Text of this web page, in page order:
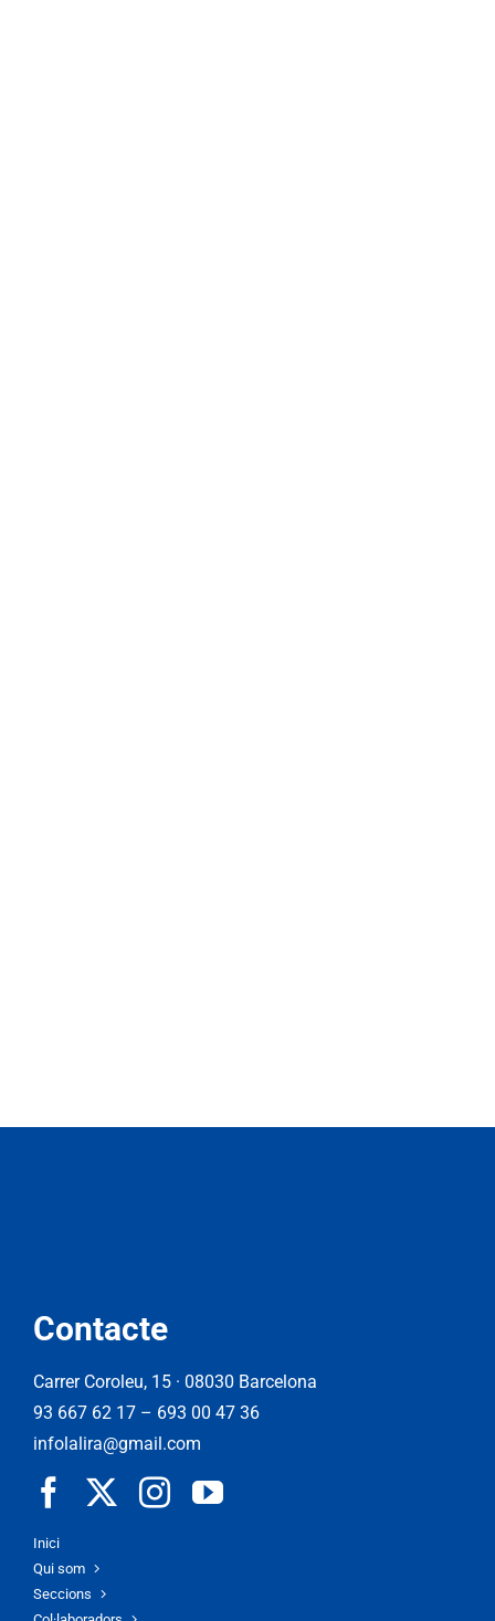
Contacte
Carrer Coroleu, 15 · 08030 Barcelona
93 667 62 17– 693 00 47 36
infolalira@gmail.com
Inici
Qui som
Seccions